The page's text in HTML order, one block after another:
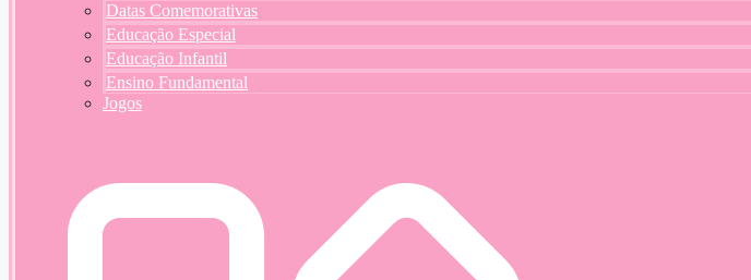
Datas Comemorativas
Educação Especial
Educação Infantil
Ensino Fundamental
Jogos